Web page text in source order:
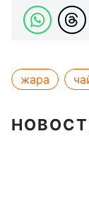
жара